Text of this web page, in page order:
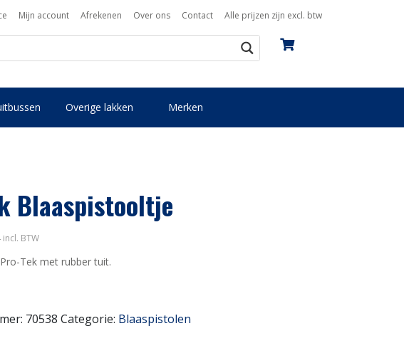
Mijn account Afrekenen Over ons Contact Alle prijzen zijn excl. btw
Overige lakken Merken
Blaaspistooltje
incl. BTW
Tek met rubber tuit.
70538 Categorie: Blaaspistolen